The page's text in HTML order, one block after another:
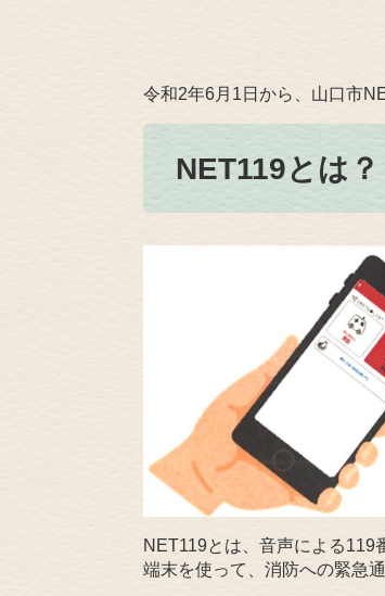
令和2年6月1日から、山口市
NET119とは？
NET119とは、音声による119
端末を使って、消防への緊急